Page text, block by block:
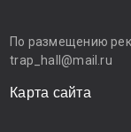
По размещению
trap_hall@mail.ru
Карта сайта